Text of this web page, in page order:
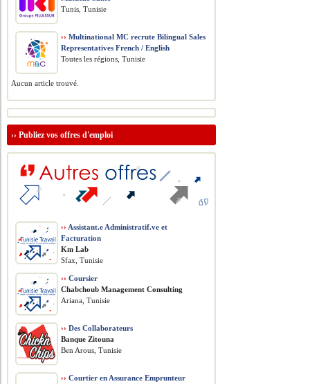
Tunis, Tunisie
›› Multinational MC recrute Bilingual Sales
Representatives French / English
Toutes les régions, Tunisie
Aucun article trouvé.
››Publiez vos offres d'emploi
›› Assistant.e Administratif.ve et
Facturation
Km Lab
Sfax, Tunisie
›› Coursier
Chabchoub Management Consulting
Ariana, Tunisie
›› Des Collaborateurs
Banque Zitouna
Ben Arous, Tunisie
›› Courtier en Assurance Emprunteur